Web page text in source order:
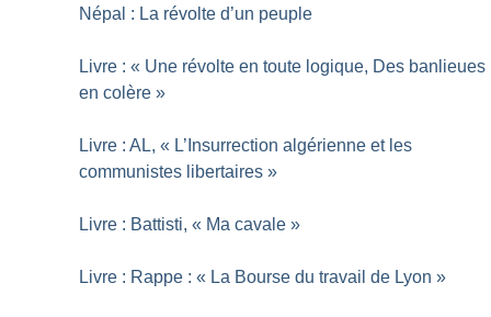
Népal : La révolte d’un peuple
Livre : « Une révolte en toute logique, Des banlieues
en colère »
Livre : AL, « L’Insurrection algérienne et les
communistes libertaires »
Livre : Battisti, « Ma cavale »
Livre : Rappe : « La Bourse du travail de Lyon »